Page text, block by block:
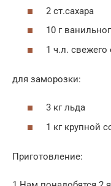
2 ст.сахара
10 г
1 ч.л.
для заморозки:
3 кг льда
1 кг крупной
Приготовление: